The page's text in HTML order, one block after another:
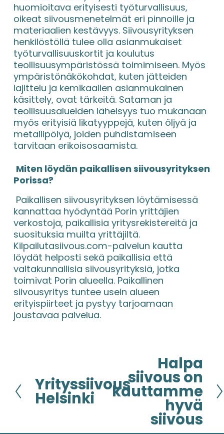
huomioitava erityisesti työturvallisuus,
oikeat siivousmenetelmät eri pinnoille ja
materiaalien kestävyys. Siivousyrityksen
henkilöstöllä tulee olla asianmukaiset
työturvallisuuskortit ja koulutus
teollisuusympäristössä toimimiseen. Myös
ympäristönäkökohdat, kuten jätteiden
lajittelu ja kemikaalien asianmukainen
käsittely, ovat tärkeitä. Sataman ja
teollisuusalueiden läheisyys tuo mukanaan
myös erityisiä likatyyppejä, kuten öljyä ja
metallipölyä, joiden puhdistamiseen
tarvitaan erikoisosaamista.
Miten löydän paikallisen siivousyrityksen
Porissa?
kannattaa hyödyntää Porin yrittäjien
verkostoja, paikallisia yritysrekistereitä ja
suosituksia muilta yrittäjiltä.
Kilpailutasiivous.com-palvelun kautta
löydät helposti sekä paikallisia että
valtakunnallisia siivousyrityksiä, jotka
toimivat Porin alueella. Paikallinen
siivousyritys tuntee usein alueen
erityispiirteet ja pystyy tarjoamaan
joustavaa palvelua.
E
d
e
Yrityssiivous
Helsinki
u
r
v
Halpa
siivous on
kauttamme
hyvä
siivous